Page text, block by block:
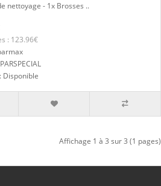
nettoyage - 1x Brosses ..
: 123.96€
Disponible
Affichage 1 à 3 sur 3 (1 pages)